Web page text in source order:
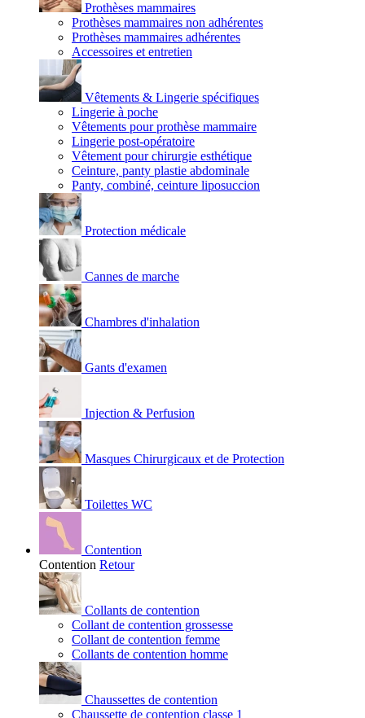
Prothèses mammaires
Prothèses mammaires non adhérentes
Prothèses mammaires adhérentes
Accessoires et entretien
Vêtements & Lingerie spécifiques
Lingerie à poche
Vêtements pour prothèse mammaire
Lingerie post-opératoire
Vêtement pour chirurgie esthétique
Ceinture, panty plastie abdominale
Panty, combiné, ceinture liposuccion
Protection médicale
Cannes de marche
Chambres d'inhalation
Gants d'examen
Injection & Perfusion
Masques Chirurgicaux et de Protection
Toilettes WC
Contention
Contention Retour
Collants de contention
Collant de contention grossesse
Collant de contention femme
Collants de contention homme
Chaussettes de contention
Chaussette de contention classe 1